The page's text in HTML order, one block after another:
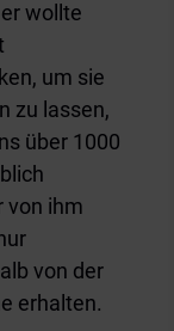
wollte
um sie
zu lassen,
über 1000
von ihm
von der
erhalten.